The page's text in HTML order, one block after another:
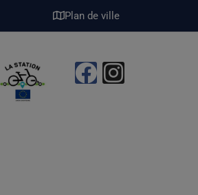
Plan de ville